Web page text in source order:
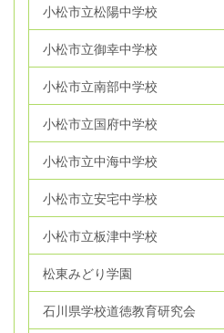
小松市立松陽中学校
小松市立御幸中学校
小松市立南部中学校
小松市立国府中学校
小松市立中海中学校
小松市立安宅中学校
小松市立板津中学校
松東みどり学園
石川県学校道徳教育研究会